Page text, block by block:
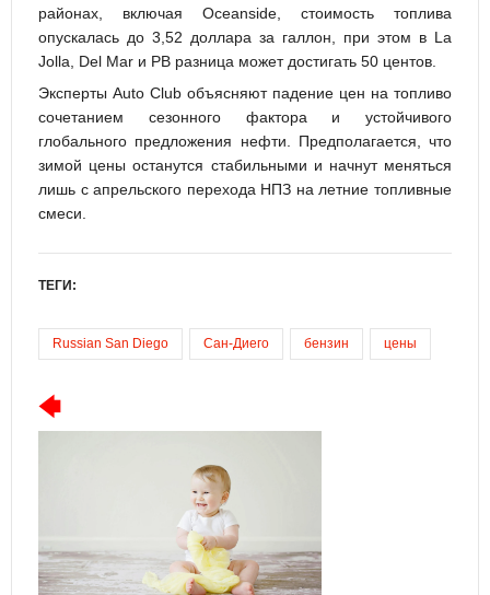
районах, включая Oceanside, стоимость топлива
опускалась до 3,52 доллара за галлон, при этом в La
Jolla, Del Mar и PB разница может достигать 50 центов.
Эксперты Auto Club объясняют падение цен на топливо
сочетанием сезонного фактора и устойчивого
глобального предложения нефти. Предполагается, что
зимой цены останутся стабильными и начнут меняться
лишь с апрельского перехода НПЗ на летние топливные
смеси.
ТЕГИ:
Russian San Diego Сан-Диего бензин цены